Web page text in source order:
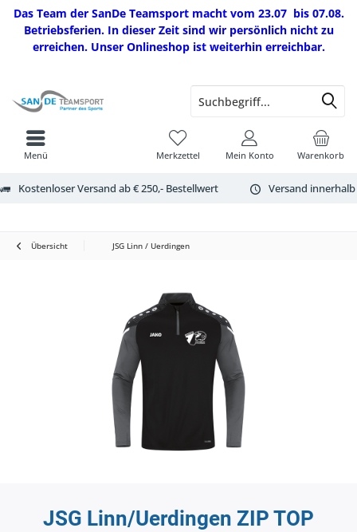
Das Team der SanDe Teamsport macht vom 23.07 bis 07.08.
Betriebsferien. In dieser Zeit sind wir persönlich nicht zu
erreichen. Unser Onlineshop ist weiterhin erreichbar.
Kostenloser Versand ab € 250,- Bestellwert Versand
Warenkorb
Merkzettel Mein Konto
Menü
Übersicht JSG Linn / Uerdingen
JSG Linn/Uerdingen ZIP TOP